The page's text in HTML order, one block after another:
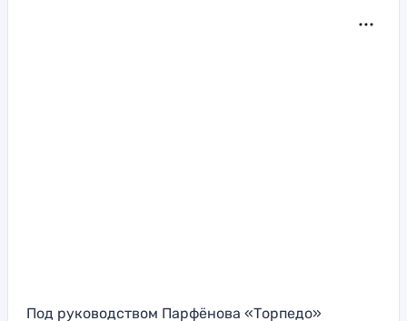
Под руководством Парфёнова «Торпедо»